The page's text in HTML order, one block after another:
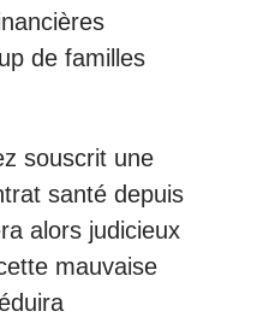
de familles
souscrit une
santé depuis
alors judicieux
mauvaise